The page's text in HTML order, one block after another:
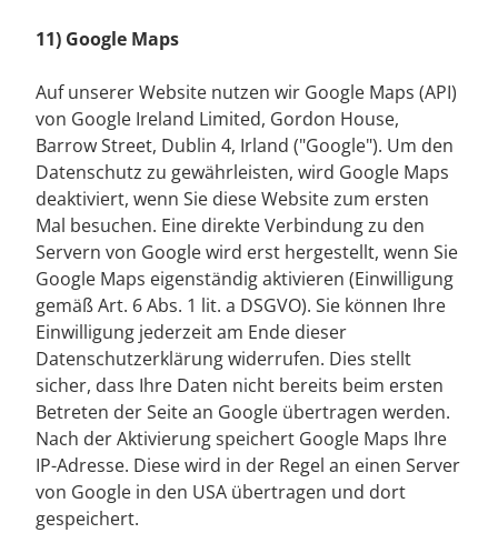
11) Google Maps
Auf unserer Website nutzen wir Google Maps (API)
von Google Ireland Limited, Gordon House,
Barrow Street, Dublin 4, Irland ("Google"). Um den
Datenschutz zu gewährleisten, wird Google Maps
deaktiviert, wenn Sie diese Website zum ersten
Mal besuchen. Eine direkte Verbindung zu den
Servern von Google wird erst hergestellt, wenn Sie
Google Maps eigenständig aktivieren (Einwilligung
gemäß Art. 6 Abs. 1 lit. a DSGVO). Sie können Ihre
Einwilligung jederzeit am Ende dieser
Datenschutzerklärung widerrufen. Dies stellt
sicher, dass Ihre Daten nicht bereits beim ersten
Betreten der Seite an Google übertragen werden.
Nach der Aktivierung speichert Google Maps Ihre
IP-Adresse. Diese wird in der Regel an einen Server
von Google in den USA übertragen und dort
gespeichert.